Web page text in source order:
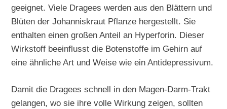
geeignet. Viele Dragees werden aus den Blättern und
Blüten der Johanniskraut Pflanze hergestellt. Sie
enthalten einen großen Anteil an Hyperforin. Dieser
Wirkstoff beeinflusst die Botenstoffe im Gehirn auf
eine ähnliche Art und Weise wie ein Antidepressivum.
Damit die Dragees schnell in den Magen-Darm-Trakt
gelangen, wo sie ihre volle Wirkung zeigen, sollten